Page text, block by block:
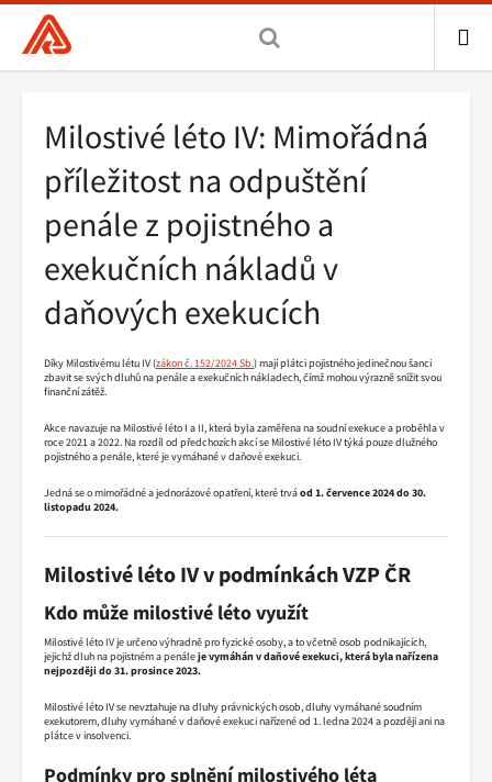
Všeobecná
zdravotní
hlavní
stránka
Drobečková
navigace
Milostivé léto IV: Mimořádná
příležitost na odpuštění
penále z pojistného a
exekučních nákladů v
daňových exekucích
Díky Milostivému létu IV (zákon č. 152/2024 Sb.) mají plátci pojistného jedinečnou šanci
zbavit se svých dluhů na penále a exekučních nákladech, čímž mohou výrazně snížit svou
finanční zátěž.
Akce navazuje na Milostivé léto I a II, která byla zaměřena na soudní exekuce a proběhla v
roce 2021 a 2022. Na rozdíl od předchozích akcí se Milostivé léto IV týká pouze dlužného
pojistného a penále, které je vymáhané v daňové exekuci.
Jedná se o mimořádné a jednorázové opatření, které trváod 1. července 2024 do 30.
listopadu 2024.
Milostivé léto IV v podmínkách VZP ČR
Kdo může milostivé léto využít
Milostivé léto IV je určeno výhradně pro fyzické osoby, a to včetně osob podnikajících,
jejichž dluh na pojistném a penáleje vymáhán v daňové exekuci, která byla nařízena
nejpozději do 31. prosince 2023.
Milostivé léto IV se nevztahuje na dluhy právnických osob, dluhy vymáhané soudním
exekutorem, dluhy vymáhané v daňové exekuci nařízené od 1. ledna 2024 a později ani na
plátce v insolvenci.
Podmínky pro splnění milostivého léta